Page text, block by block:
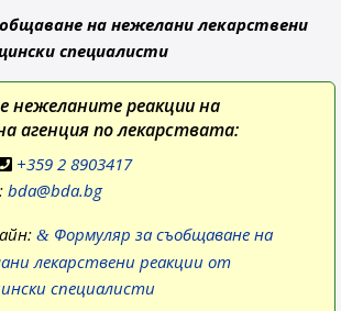
на нежелани лекарствени
специалисти
нежеланите реакции на
агенция по лекарствата:
+359 2 8903417
bda@bda.bg
Формуляр за съобщаване на
лекарствени реакции от
специалисти